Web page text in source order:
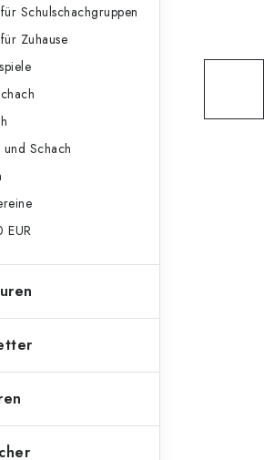
Schulschachgruppen
Zuhause
Schach
EUR